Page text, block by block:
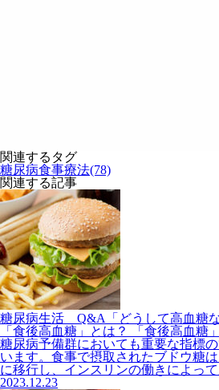
関連するタグ
糖尿病食事療法(78)
関連する記事
糖尿病生活 Q&A「どうして高血糖な
「食後高血糖」とは？ 「食後高血糖
糖尿病予備群においても重要な指標
います。食事で摂取されたブドウ糖
に移行し、インスリンの働きによっ
2023.12.23